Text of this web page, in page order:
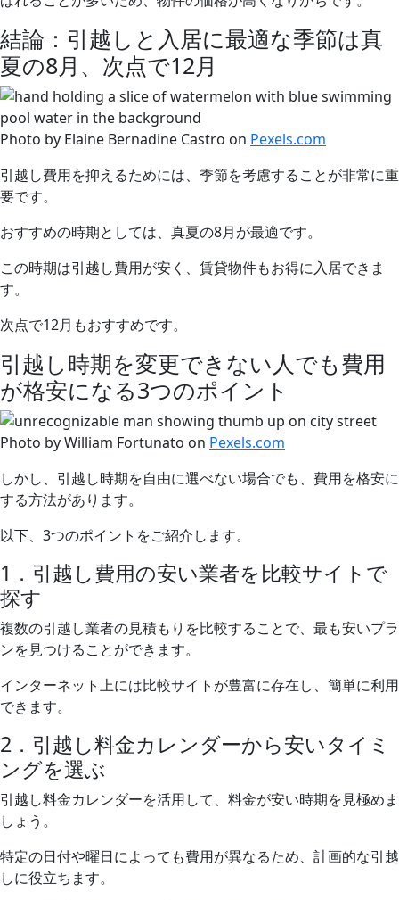
結論：引越しと入居に最適な季節は真
夏の8月、次点で12月
Photo by Elaine Bernadine Castro on Pexels.com
引越し費用を抑えるためには、季節を考慮することが非常に重
要です。
おすすめの時期としては、真夏の8月が最適です。
この時期は引越し費用が安く、賃貸物件もお得に入居できま
す。
次点で12月もおすすめです。
引越し時期を変更できない人でも費用
が格安になる3つのポイント
Photo by William Fortunato on Pexels.com
しかし、引越し時期を自由に選べない場合でも、費用を格安に
する方法があります。
以下、3つのポイントをご紹介します。
1．引越し費用の安い業者を比較サイトで
探す
複数の引越し業者の見積もりを比較することで、最も安いプラ
ンを見つけることができます。
インターネット上には比較サイトが豊富に存在し、簡単に利用
できます。
2．引越し料金カレンダーから安いタイミ
ングを選ぶ
引越し料金カレンダーを活用して、料金が安い時期を見極めま
しょう。
特定の日付や曜日によっても費用が異なるため、計画的な引越
しに役立ちます。